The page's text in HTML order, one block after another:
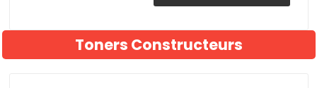
Toners Constructeurs